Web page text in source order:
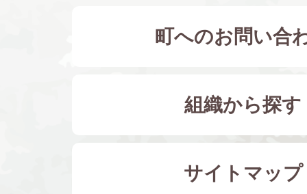
町へのお問い合
組織から探す
サイトマップ